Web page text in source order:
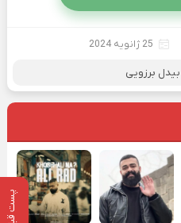
پست قبلی
25 ژانویه 2024
بیدل برزویی